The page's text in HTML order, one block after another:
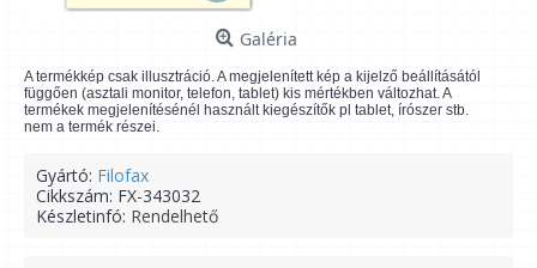
Galéria
A termékkép csak illusztráció. A megjelenített kép a kijelző beállításától
függően (asztali monitor, telefon, tablet) kis mértékben változhat. A
termékek megjelenítésénél használt kiegészítők pl tablet, írószer stb.
nem a termék részei.
Gyártó: Filofax
Cikkszám: FX-343032
Készletinfó: Rendelhető